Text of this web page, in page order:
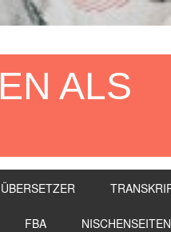
ALS
ÜBERSETZER
FBA NISCHENSEITEN